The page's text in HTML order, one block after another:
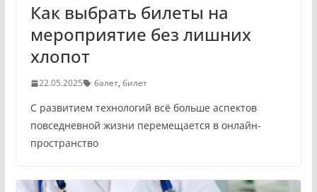
Как выбрать билеты на
мероприятие без лишних
хлопот
22.05.2025 балет, билет
С развитием технологий всё больше аспектов
повседневной жизни перемещается в онлайн-
пространство